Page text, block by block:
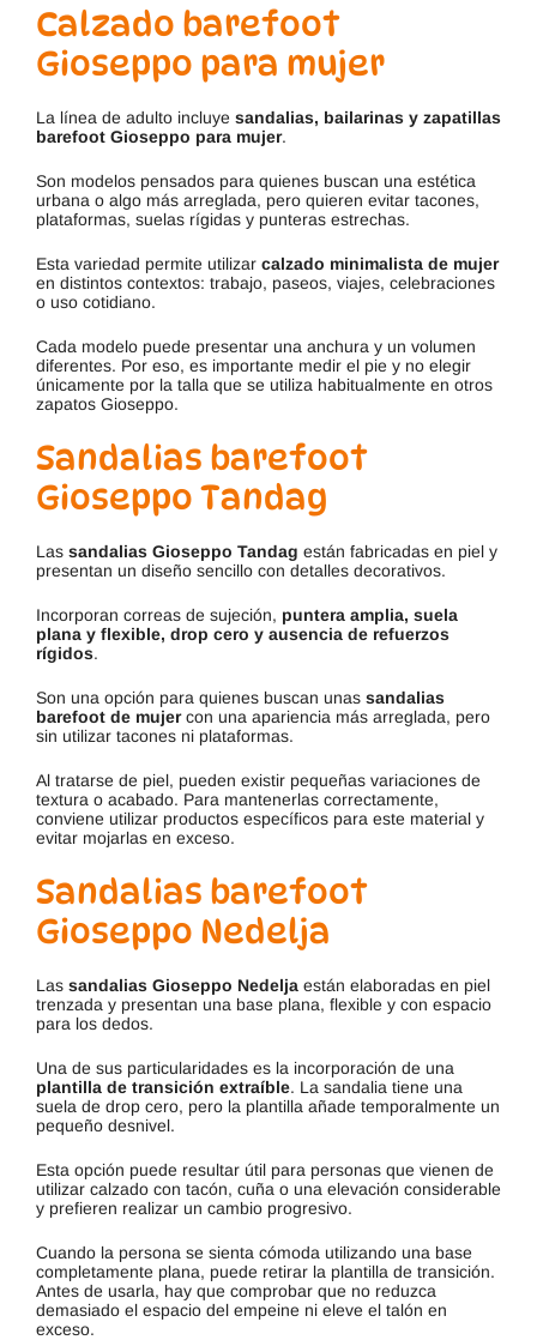
Calzado barefoot
Gioseppo para mujer
La línea de adulto incluye sandalias, bailarinas y zapatillas
barefoot Gioseppo para mujer.
Son modelos pensados para quienes buscan una estética
urbana o algo más arreglada, pero quieren evitar tacones,
plataformas, suelas rígidas y punteras estrechas.
Esta variedad permite utilizar calzado minimalista de mujer
en distintos contextos: trabajo, paseos, viajes, celebraciones
o uso cotidiano.
Cada modelo puede presentar una anchura y un volumen
diferentes. Por eso, es importante medir el pie y no elegir
únicamente por la talla que se utiliza habitualmente en otros
zapatos Gioseppo.
Sandalias barefoot
Gioseppo Tandag
Las sandalias Gioseppo Tandag están fabricadas en piel y
presentan un diseño sencillo con detalles decorativos.
Incorporan correas de sujeción, puntera amplia, suela
plana y flexible, drop cero y ausencia de refuerzos
rígidos.
Son una opción para quienes buscan unas sandalias
barefoot de mujercon una apariencia más arreglada, pero
sin utilizar tacones ni plataformas.
Al tratarse de piel, pueden existir pequeñas variaciones de
textura o acabado. Para mantenerlas correctamente,
conviene utilizar productos específicos para este material y
evitar mojarlas en exceso.
Sandalias barefoot
Gioseppo Nedelja
Las sandalias Gioseppo Nedelja están elaboradas en piel
trenzada y presentan una base plana, flexible y con espacio
para los dedos.
Una de sus particularidades es la incorporación de una
plantilla de transición extraíble. La sandalia tiene una
suela de drop cero, pero la plantilla añade temporalmente un
pequeño desnivel.
Esta opción puede resultar útil para personas que vienen de
utilizar calzado con tacón, cuña o una elevación considerable
y prefieren realizar un cambio progresivo.
Cuando la persona se sienta cómoda utilizando una base
completamente plana, puede retirar la plantilla de transición.
Antes de usarla, hay que comprobar que no reduzca
demasiado el espacio del empeine ni eleve el talón en
exceso.